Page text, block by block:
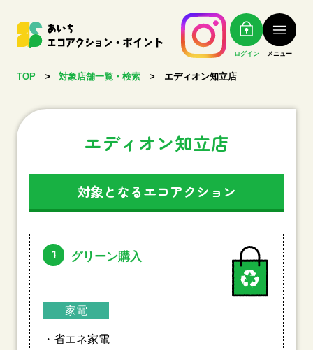
ログイン メニュー
TOP > 対象店舗一覧・検索 > エディオン知立店
エディオン知立店
対象となるエコアクション
1 グリーン購入
家電
・省エネ家電